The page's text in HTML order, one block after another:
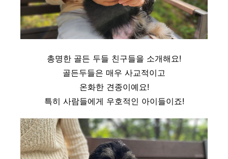
총명한 골든 두들 친구들을 소개해요!
골든두들은 매우 사교적이고
온화한 견종이예요!
특히 사람들에게 우호적인 아이들이죠!